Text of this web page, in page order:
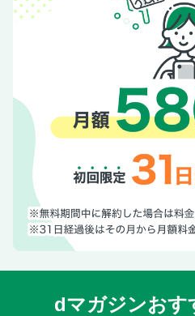
dマガジンおす